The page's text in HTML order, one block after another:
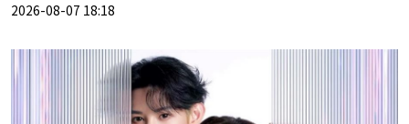
2026-08-07 18:18